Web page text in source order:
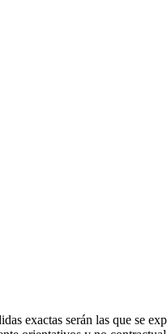
exactas serán las que se